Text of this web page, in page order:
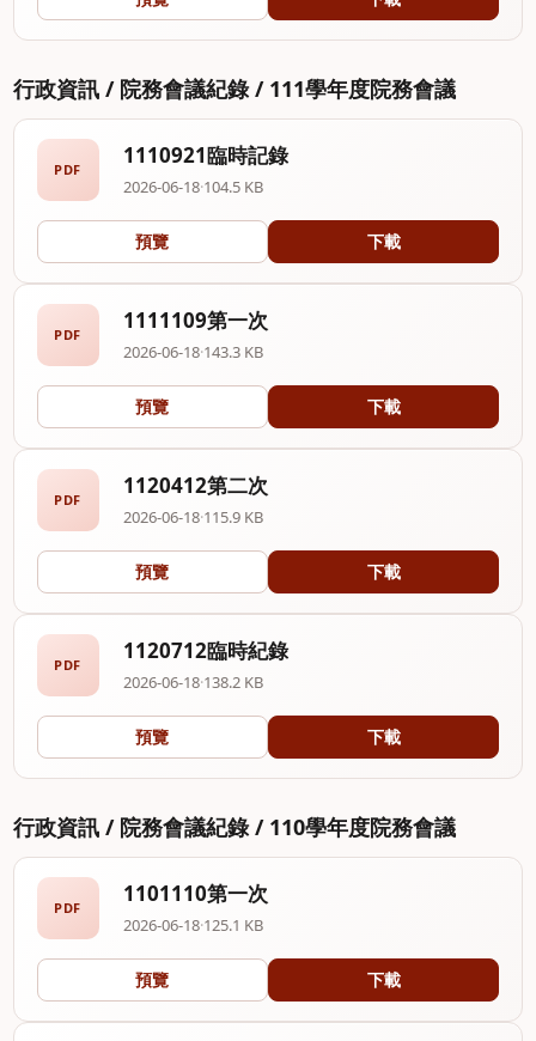
行政資訊 / 院務會議紀錄 / 111學年度院務會議
PDF
1110921臨時記錄
2026-06-18·104.5 KB
預覽 下載
PDF
1111109第一次
2026-06-18·143.3 KB
預覽 下載
PDF
1120412第二次
2026-06-18·115.9 KB
預覽 下載
PDF
1120712臨時紀錄
2026-06-18·138.2 KB
預覽 下載
行政資訊 / 院務會議紀錄 / 110學年度院務會議
PDF
1101110第一次
2026-06-18·125.1 KB
預覽 下載